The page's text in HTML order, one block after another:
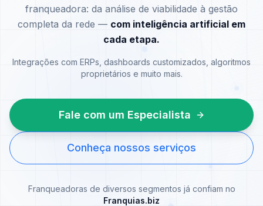
franqueadora: da análise de viabilidade à gestão
completa da rede — com inteligência artificial em
cada etapa.
Integrações com ERPs, dashboards customizados, algoritmos
proprietários e muito mais.
Fale com um Especialista
Conheça nossos serviços
Franqueadoras de diversos segmentos já confiam no
Franquias.biz